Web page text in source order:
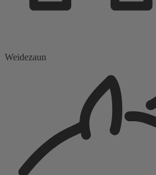
Weidezaun